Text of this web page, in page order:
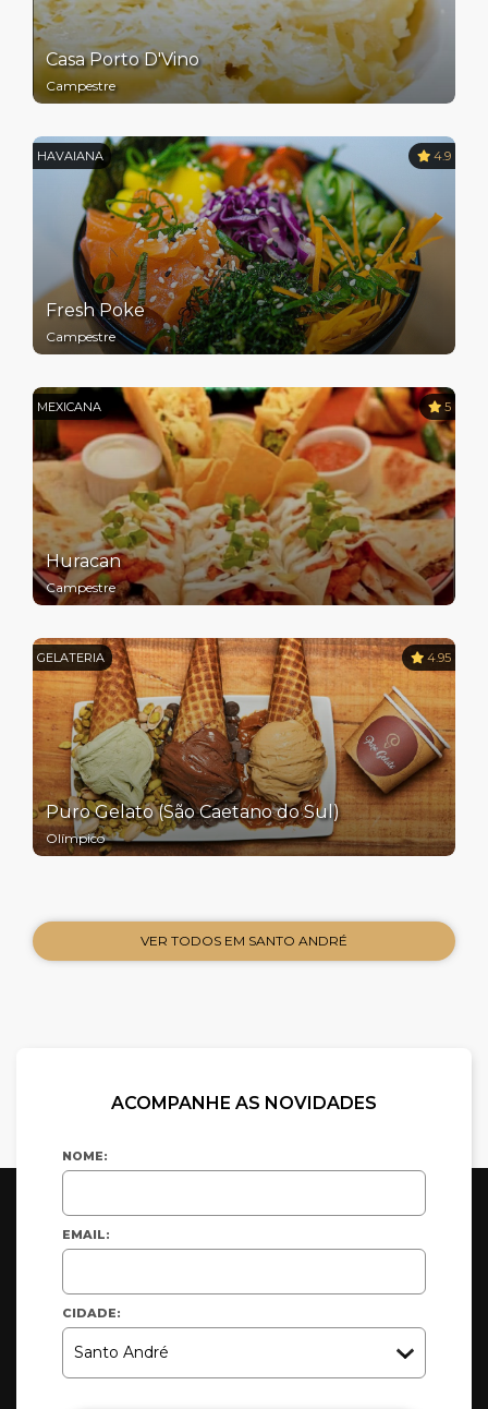
Casa Porto D'Vino
Campestre
HAVAIANA 4.9
Fresh Poke
Campestre
MEXICANA 5
Huracan
Campestre
GELATERIA 4.95
Puro Gelato (São Caetano do Sul)
Olímpico
VER TODOS EM SANTO ANDRÉ
ACOMPANHE AS NOVIDADES
NOME:
EMAIL:
CIDADE: